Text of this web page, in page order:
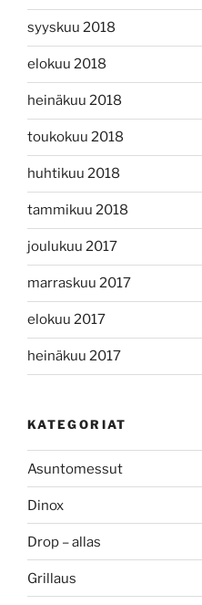
syyskuu 2018
elokuu 2018
heinäkuu 2018
toukokuu 2018
huhtikuu 2018
tammikuu 2018
joulukuu 2017
marraskuu 2017
elokuu 2017
heinäkuu 2017
KATEGORIAT
Asuntomessut
Dinox
Drop – allas
Grillaus